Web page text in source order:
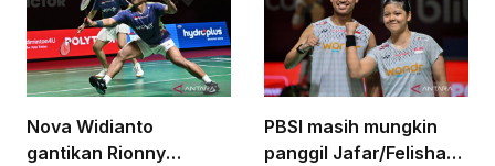
Nova Widianto
gantikan Rionny
PBSI masih mungkin
panggil Jafar/Felisha